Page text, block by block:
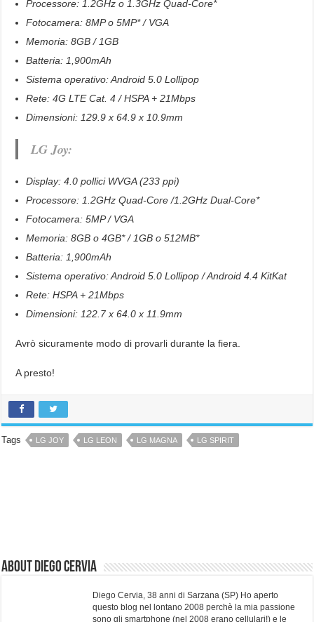
Processore: 1.2GHz o 1.3GHz Quad-Core*
Fotocamera: 8MP o 5MP* / VGA
Memoria: 8GB / 1GB
Batteria: 1,900mAh
Sistema operativo: Android 5.0 Lollipop
Rete: 4G LTE Cat. 4 / HSPA + 21Mbps
Dimensioni: 129.9 x 64.9 x 10.9mm
LG Joy:
Display: 4.0 pollici WVGA (233 ppi)
Processore: 1.2GHz Quad-Core /1.2GHz Dual-Core*
Fotocamera: 5MP / VGA
Memoria: 8GB o 4GB* / 1GB o 512MB*
Batteria: 1,900mAh
Sistema operativo: Android 5.0 Lollipop / Android 4.4 KitKat
Rete: HSPA + 21Mbps
Dimensioni: 122.7 x 64.0 x 11.9mm
Avrò sicuramente modo di provarli durante la fiera.
A presto!
Tags LG JOY LG LEON LG MAGNA LG SPIRIT
About Diego Cervia
Diego Cervia, 38 anni di Sarzana (SP) Ho aperto
questo blog nel lontano 2008 perchè la mia passione
sono gli smartphone (nel 2008 erano cellulari!) e le